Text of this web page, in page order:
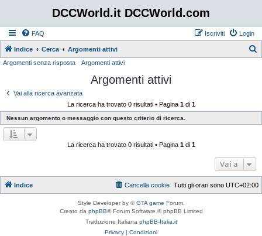
DCCWorld.it DCCWorld.com
FAQ Login
Iscriviti
Indice Cerca Argomenti attivi
Argomenti senza risposta Argomenti attivi
Argomenti attivi
Vai alla ricerca avanzata
La ricerca ha trovato 0 risultati • Pagina 1di 1
Nessun argomento o messaggio con questo criterio di ricerca.
La ricerca ha trovato 0 risultati • Pagina 1di 1
Vai a
Indice Tutti gli orari sono UTC+02:00
Cancella cookie
Style Developer by ©GTA game Forum.
Creato da phpBB® Forum Software © phpBB Limited
Traduzione Italiana phpBB-Italia.it
Privacy | Condizioni